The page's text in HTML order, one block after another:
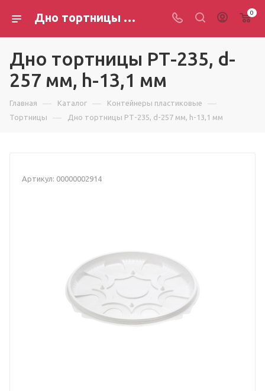
Дно тортницы РТ-235, d-257 мм, h-13,1 мм 0
Дно тортницы РТ-235, d-
257 мм, h-13,1 мм
Главная — Каталог — Контейнеры пластиковые —
Тортницы — Дно тортницы РТ-235, d-257 мм, h-13,1 мм
Артикул: 00000002914